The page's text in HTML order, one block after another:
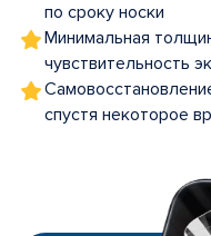
по сроку носки
Минимальная
чувствительность
спустя некоторое